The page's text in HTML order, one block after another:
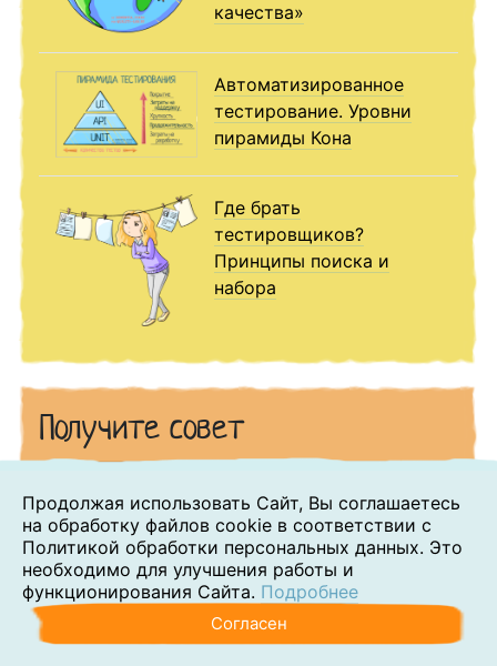
качества»
Автоматизированное
тестирование. Уровни
пирамиды Кона
Где брать
тестировщиков?
Принципы поиска и
набора
Получите совет
Вы можете задать вопрос эксперту и
владельцу компании
Продолжая использовать Сайт, Вы соглашаетесь
на обработку файлов cookie в соответствии с
Политикой обработки персональных данных. Это
необходимо для улучшения работы и
функционирования Сайта. Подробнее
Согласен